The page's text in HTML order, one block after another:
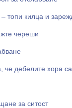
топи килца и
череши
че дебелите хора
за ситост